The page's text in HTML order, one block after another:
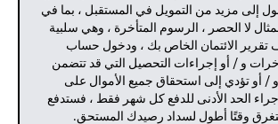
إلى مزيد من التمويل في المستقبل ، بما في
لا الحصر ، الرسوم المتأخرة ، وهي سلبية
تقرير الائتمان الخاص بك ، ودخول حساب
و / أو إجراءات التحصيل التي قد تتضمن
و / أو تؤدي إلى استحقاق جميع الأموال على
الحد الأدنى للدفع كل شهر فقط ، فستدفع
وقتًا أطول لسداد رصيدك المستحق.